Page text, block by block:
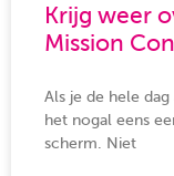
Krijg weer
Mission
Als je de hele
het nogal eens
scherm. Niet